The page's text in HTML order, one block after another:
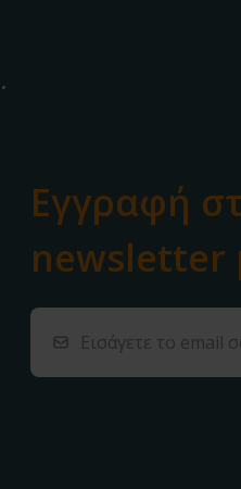
Εγγραφή
newsletter